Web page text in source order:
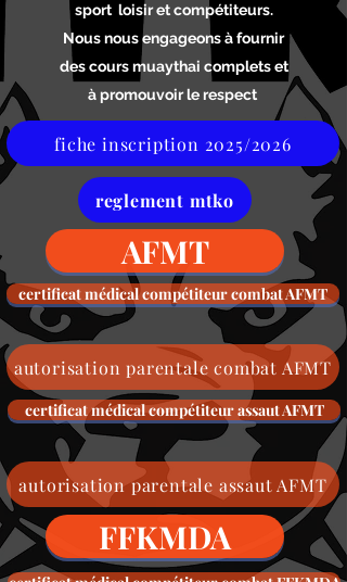
sport loisir et compétiteurs.
Nous nous engageons à fournir
des cours muaythai complets et
à promouvoir le respect
fiche inscription 2025/2026
reglement mtko
AFMT
certificat médical compétiteur combat AFMT
autorisation parentale combat AFMT
certificat médical compétiteur assaut AFMT
autorisation parentale assaut AFMT
FFKMDA